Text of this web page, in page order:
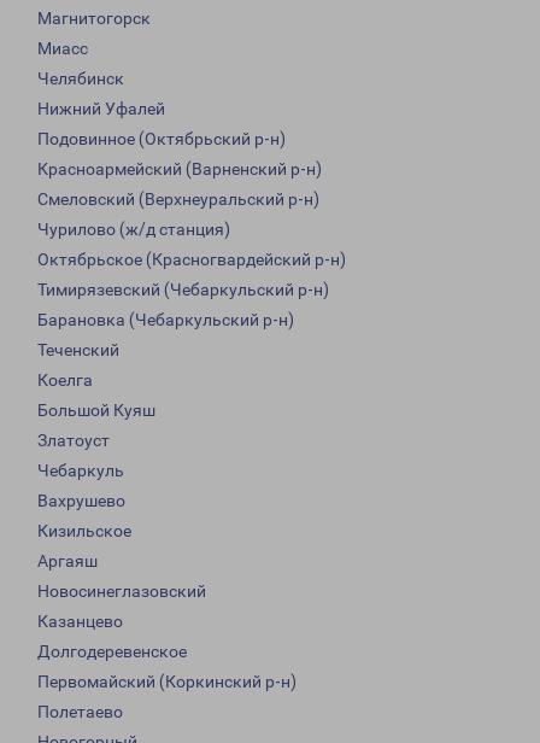
Магнитогорск
Миасс
Челябинск
Нижний Уфалей
Подовинное (Октябрьский р-н)
Красноармейский (Варненский р-н)
Смеловский (Верхнеуральский р-н)
Чурилово (ж/д станция)
Октябрьское (Красногвардейский р-н)
Тимирязевский (Чебаркульский р-н)
Барановка (Чебаркульский р-н)
Теченский
Коелга
Большой Куяш
Златоуст
Чебаркуль
Вахрушево
Кизильское
Аргаяш
Новосинеглазовский
Казанцево
Долгодеревенское
Первомайский (Коркинский р-н)
Полетаево